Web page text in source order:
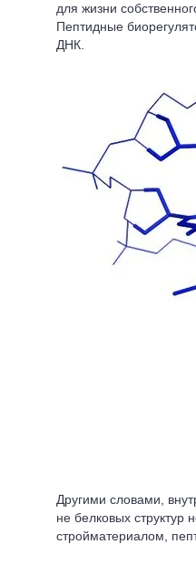
для жизни
Пептидные
ДНК.
Другими словами,
не белковых структур
стройматериалом,